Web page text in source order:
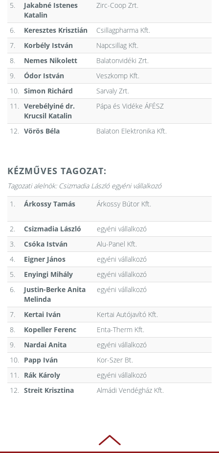
5.
Jakabné Istenes
Katalin
Zirc-Coop Zrt.
6. Keresztes Krisztián
Csillagpharma Kft.
7.
Korbély István
Napcsillag Kft.
8.
Nemes Nikolett
Balatonvidéki Zrt.
9.
Ódor István
Veszkomp Kft.
10. Simon Richárd
Sarvaly Zrt.
11. Verebélyiné dr.
Krucsil Katalin
Pápa és Vidéke ÁFÉSZ
12. Vörös Béla Balaton Elektronika Kft.
KÉZMŰVES TAGOZAT:
Tagozati alelnök: Csizmadia László egyéni vállalkozó
1.
Árkossy Tamás Árkossy Bútor Kft.
2. Csizmadia László
egyéni vállalkozó
3.
Csóka István
Alu-Panel Kft.
4.
Eigner János
egyéni vállalkozó
5.
Enyingi Mihály
egyéni vállalkozó
6.
Justin-Berke Anita
Melinda
egyéni vállalkozó
7. Kertai Iván
Kertai Autójavító Kft.
8.
Kopeller Ferenc
Enta-Therm Kft.
9.
Nardai Anita
egyéni vállalkozó
10.
Papp Iván
Kor-Szer Bt.
11.
Rák Károly
egyéni vállalkozó
12. Streit Krisztina Almádi Vendégház Kft.